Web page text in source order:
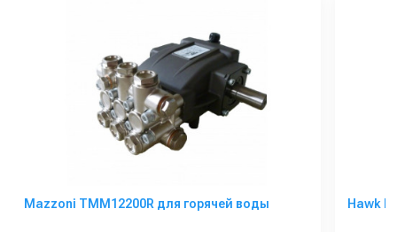
Mazzoni TMM12200R для горячей воды Hawk